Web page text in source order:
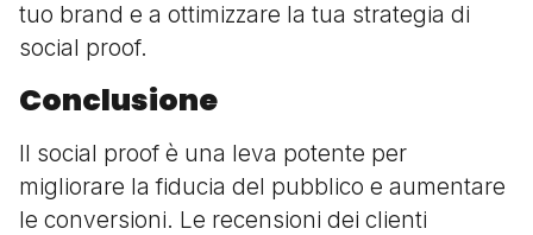
tuo brand e a ottimizzare la tua strategia di
social proof.
Conclusione
Il social proof è una leva potente per
migliorare la fiducia del pubblico e aumentare
le conversioni. Le recensioni dei clienti